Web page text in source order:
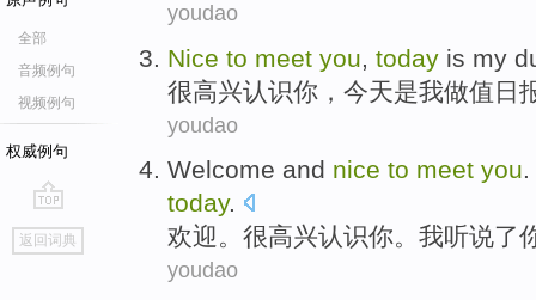
全部
音频例句
视频例句
权威例句
go
top
返回词典
youdao
Nice to meet you today is my
很高兴认识你 ， 今天是我做值日
youdao
Welcome and nice to meet you.
today.
欢迎。很高兴认识你。 我听说了
youdao